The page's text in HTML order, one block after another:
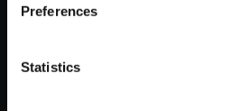
Preferences
Statistics
おすすめ商品